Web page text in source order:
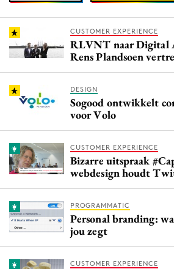
CUSTOMER EXPERIENCE
RLVNT naar Digital
Rens Plandsoen
DESIGN
Sogood ontwikkelt
voor Volo
CUSTOMER EXPERIENCE
Bizarre uitspraak
webdesign houdt
PROGRAMMATIC
Personal branding:
jou zegt
CUSTOMER EXPERIENCE